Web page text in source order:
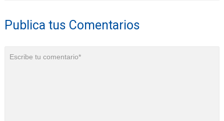
Publica tus Comentarios